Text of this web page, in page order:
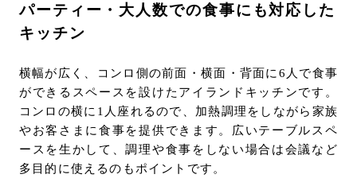
パーティー・大人数での食事にも対応した
キッチン
横幅が広く、コンロ側の前面・横面・背面に6人で食事
ができるスペースを設けたアイランドキッチンです。
コンロの横に1人座れるので、加熱調理をしながら家族
やお客さまに食事を提供できます。広いテーブルスペ
ースを生かして、調理や食事をしない場合は会議など
多目的に使えるのもポイントです。